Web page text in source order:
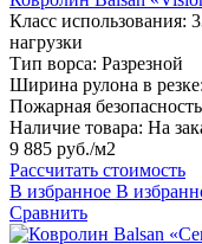
Класс использования:
нагрузки
Тип ворса: Разрезной
Ширина рулона в резке:
Пожарная
Наличие товара: На
9 885 руб./м2
Рассчитать стоимость
В избранное В
Сравнить